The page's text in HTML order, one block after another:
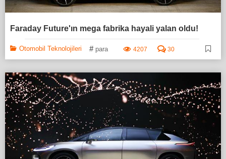
Faraday Future'ın mega fabrika hayali yalan oldu!
Otomobil Teknolojileri # para 4207 30